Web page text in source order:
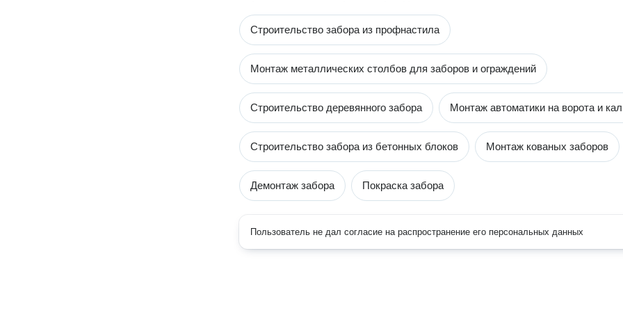
Строительство забора из профнастила
Монтаж металлических столбов для заборов и ограждений
Строительство деревянного забора Монтаж автоматики на ворота и
Строительство забора из бетонных блоков Монтаж кованых заборов
Демонтаж забора Покраска забора
Пользователь не дал согласие на распространение его персональных данных